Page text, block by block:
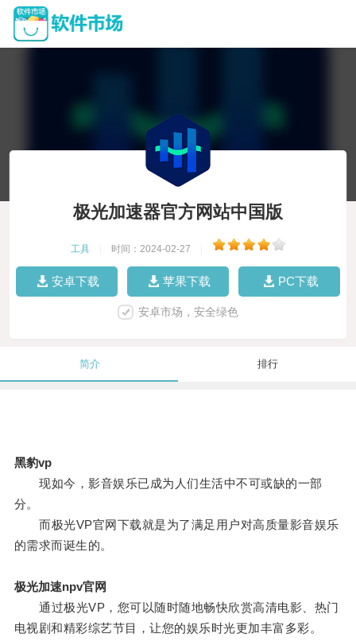
极光加速器官方网站中国版
工具 时间：2024-02-27
安卓下载 苹果下载 PC下载
安卓市场，安全绿色
简介 排行
黑豹vp
现如今，影音娱乐已成为人们生活中不可或缺的一部
分。
而极光VP官网下载就是为了满足用户对高质量影音娱乐
的需求而诞生的。
极光加速npv官网
通过极光VP，您可以随时随地畅快欣赏高清电影、热门
电视剧和精彩综艺节目，让您的娱乐时光更加丰富多彩。